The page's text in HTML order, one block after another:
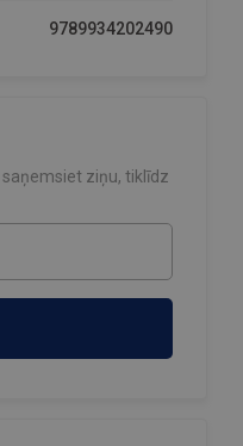
9789934202490
ziņu, tiklīdz